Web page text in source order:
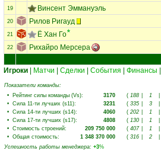
19 Винсент Эммануэль
20 Рилов Ригауд
21 Ё Хан Го
22 Рихайро Мерсера
Игроки Матчи Сделки События Финансы
Показатели команды:
• Рейтинг силы команды (Vs): 3170 ( 188 1
• Сила 11-ти лучших (s11): 3231 ( 335 3
• Сила 14-ти лучших (s14): 4060 ( 202 1
• Сила 17-ти лучших (s17): 4808 ( 130 1
• Стоимость строений: 209 750 000 ( 407 1
• Общая стоимость: 1 348 370 000 ( 316 2
Успешность работы менеджера: +3%